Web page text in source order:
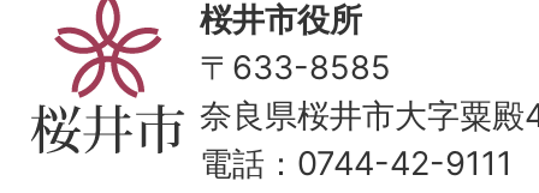
桜井市役所
〒633-8585
奈良県桜井市大字粟
電話：0744-42-9111